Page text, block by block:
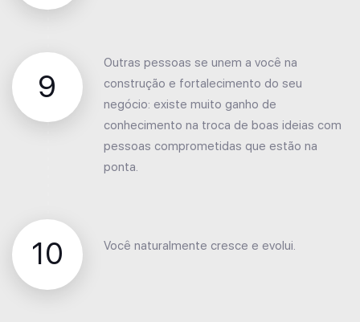
9
Outras pessoas se unem a você na
construção e fortalecimento do seu
negócio: existe muito ganho de
conhecimento na troca de boas ideias com
pessoas comprometidas que estão na
ponta.
10 Você naturalmente cresce e evolui.